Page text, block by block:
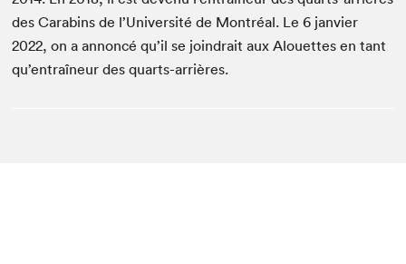
des Carabins de l’Université de Montréal. Le 6 janvier
2022, on a annoncé qu’il se joindrait aux Alouettes en tant
qu’entraîneur des quarts-arrières.